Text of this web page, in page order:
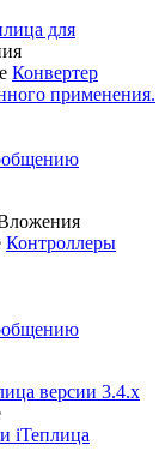
для
Конвертер
применения.
Контроллеры
версии 3.4.х
iТеплица